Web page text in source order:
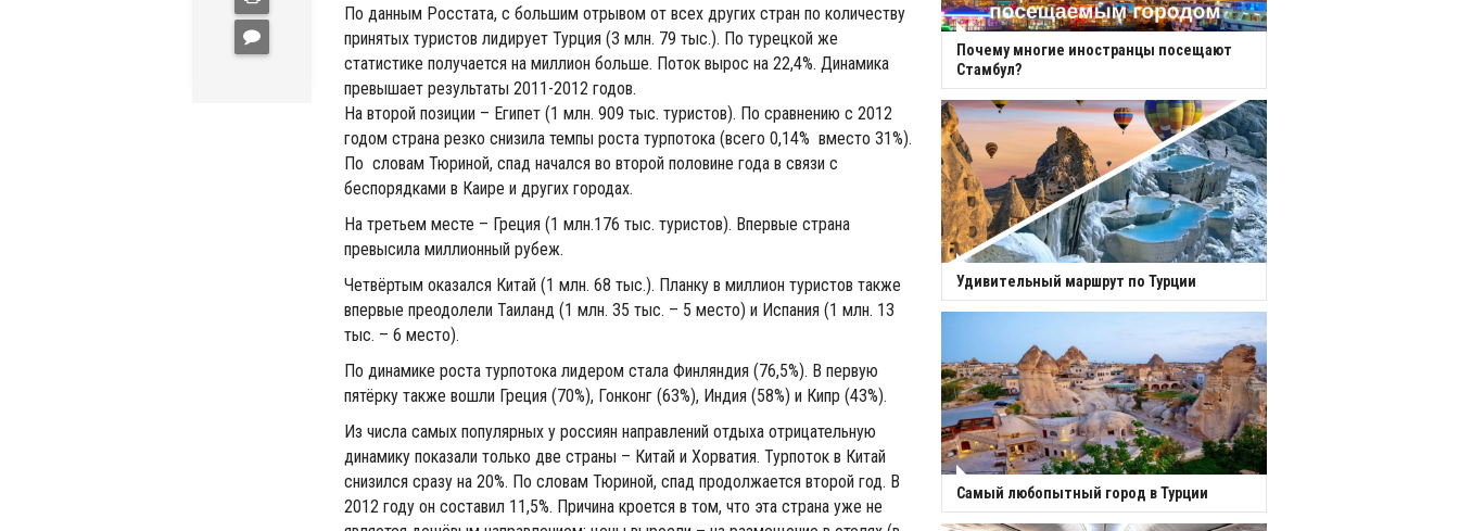
По данным Росстата, с большим отрывом от всех других стран по количеству
принятых туристов лидирует Турция (3 млн. 79 тыс.). По турецкой же
статистике получается на миллион больше. Поток вырос на 22,4%. Динамика
превышает результаты 2011-2012 годов.
На второй позиции – Египет (1 млн. 909 тыс. туристов). По сравнению с 2012
годом страна резко снизила темпы роста турпотока (всего 0,14% вместо 31%).
По словам Тюриной, спад начался во второй половине года в связи с
беспорядками в Каире и других городах.
На третьем месте – Греция (1 млн.176 тыс. туристов). Впервые страна
превысила миллионный рубеж.
Четвёртым оказался Китай (1 млн. 68 тыс.). Планку в миллион туристов также
впервые преодолели Таиланд (1 млн. 35 тыс. – 5 место) и Испания (1 млн. 13
тыс. – 6 место).
По динамике роста турпотока лидером стала Финляндия (76,5%). В первую
пятёрку также вошли Греция (70%), Гонконг (63%), Индия (58%) и Кипр (43%).
Из числа самых популярных у россиян направлений отдыха отрицательную
динамику показали только две страны – Китай и Хорватия. Турпоток в Китай
снизился сразу на 20%. По словам Тюриной, спад продолжается второй год. В
2012 году он составил 11,5%. Причина кроется в том, что эта страна уже не
Почему многие иностранцы посещают
Стамбул?
Удивительный маршрут по Турции
Самый любопытный город в Турции